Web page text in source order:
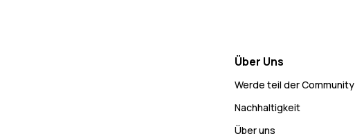
Über Uns
Werde teil der Community
Nachhaltigkeit
Über uns